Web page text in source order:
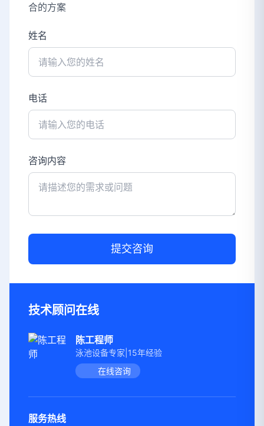
合的方案
姓名
电话
咨询内容
提交咨询
技术顾问在线
陈工程师
泳池设备专家|15年经验
在线咨询
服务热线